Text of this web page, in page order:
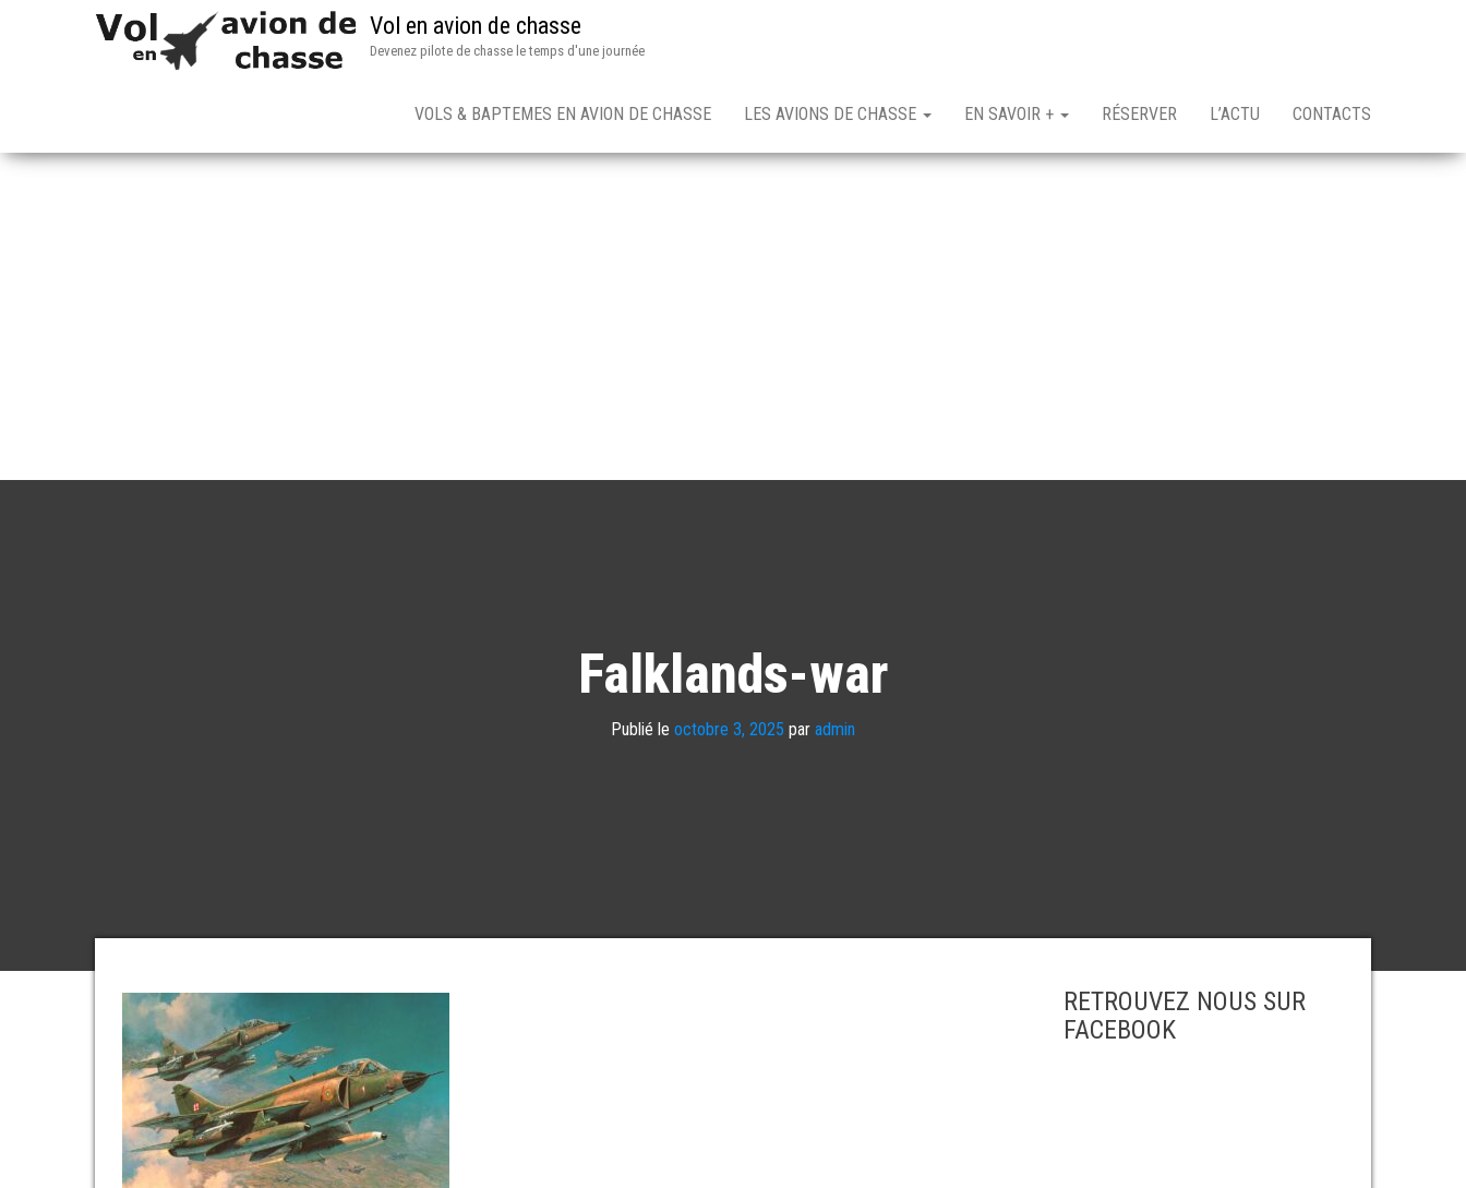
Vol en avion de chasse
Devenez pilote de chasse le temps d'une journée
VOLS & BAPTEMES EN AVION DE CHASSE LES AVIONS DE CHASSE EN SAVOIR + RÉSERVER L’ACTU CONTACTS
Falklands-war
Publié le octobre 3, 2025 par admin
RETROUVEZ NOUS SUR
FACEBOOK